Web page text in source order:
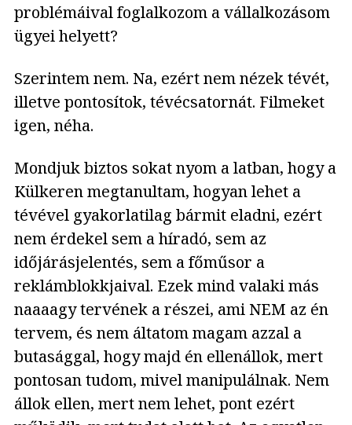
problémáival foglalkozom a vállalkozásom
ügyei helyett?
Szerintem nem. Na, ezért nem nézek tévét,
illetve pontosítok, tévécsatornát. Filmeket
igen, néha.
Mondjuk biztos sokat nyom a latban, hogy a
Külkeren megtanultam, hogyan lehet a
tévével gyakorlatilag bármit eladni, ezért
nem érdekel sem a híradó, sem az
időjárásjelentés, sem a főműsor a
reklámblokkjaival. Ezek mind valaki más
naaaagy tervének a részei, ami NEM az én
tervem, és nem áltatom magam azzal a
butasággal, hogy majd én ellenállok, mert
pontosan tudom, mivel manipulálnak. Nem
állok ellen, mert nem lehet, pont ezért